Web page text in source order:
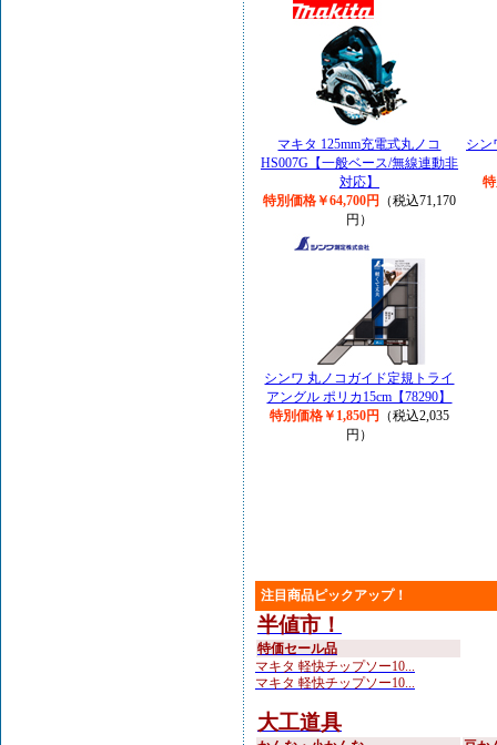
マキタ 125mm充電式丸ノコ
HS007G【一般ベース/無線連動非
対応】
特別価格￥64,700円
（税込71,170
円）
シン
シンワ 丸ノコガイド定規トライ
アングル ポリカ15cm【78290】
特別価格￥1,850円
（税込2,035
円）
注目商品ピックアップ！
半値市！
特価セール品
マキタ 軽快チップソー10...
マキタ 軽快チップソー10...
大工道具